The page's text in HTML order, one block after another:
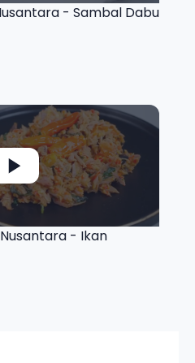
- Sambal Dabu
- Ikan